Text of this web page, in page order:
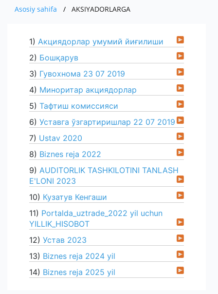
XOM ASHYO VA MATERIALLAR
AVTOMOBILLAR
MUHIM FAKTLAR
KOMPANIYANING ICHKI HUJJATLARI
ISHLAB CHIQARADIGAN MAXSULOT VA
EKSPORT
IMPORT
BOJXONA RASMIYLASHTIRUVI
AUTSORSING
EKSPORT
PRESS
KO'RGAZMALAR
YANGILIKLAR ARXIVI
YUR-JIS. SHAXSLAR MUROJAATI
SO'ROVNOMA
ALOQA
E'LON
Asosiy sahifa AKSIYADORLARGA
1) Акциядорлар умумий йиғилиши
2) Бошқарув
3) Гувохнома 23 07 2019
4) Миноритар акциядорлар
5) Тафтиш комиссияси
6) Уставга ўзгартиришлар 22 07 2019
7) Ustav 2020
8) Biznes reja 2022
9) AUDITORLIK TASHKILOTINI TANLASH
E'LONI 2023
10) Кузатув Кенгаши
11) Portalda_uztrade_2022 yil uchun
YILLIK_HISOBOT
12) Устав 2023
13) Biznes reja 2024 yil
14) Biznes reja 2025 yil